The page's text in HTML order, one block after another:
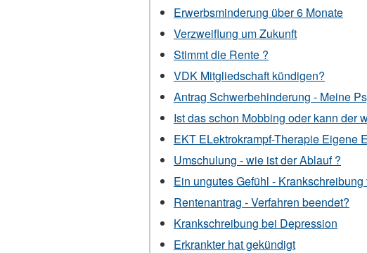
Erwerbsminderung über 6 Monate
Verzweiflung um Zukunft
Stimmt die Rente ?
VDK Mitgliedschaft kündigen?
Antrag Schwerbehinderung - Meine
Ist das schon Mobbing oder kann der
EKT ELektrokrampf-Therapie Eigene
Umschulung - wie ist der Ablauf ?
Ein ungutes Gefühl -
Rentenantrag - Verfahren beendet?
Krankschreibung bei Depression
Erkrankter hat gekündigt